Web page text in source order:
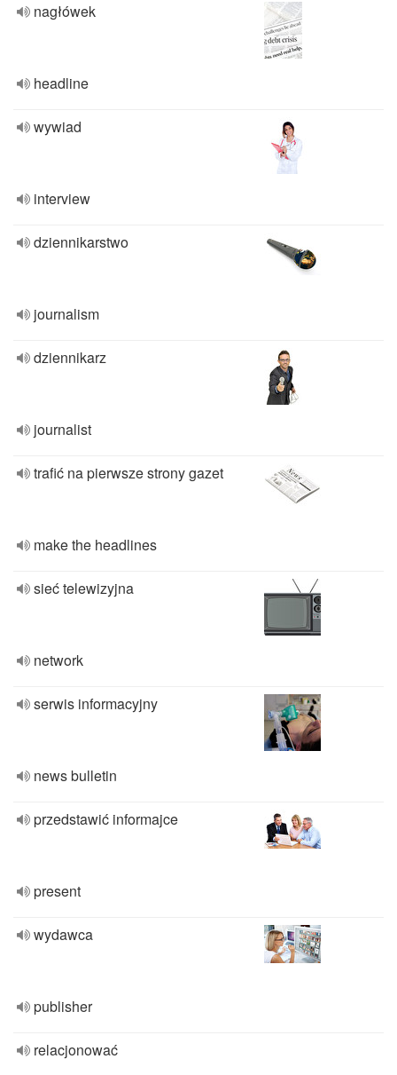
nagłówek
headline
wywiad
interview
dziennikarstwo
journalism
dziennikarz
journalist
trafić na pierwsze strony gazet
make the headlines
sieć telewizyjna
network
serwis informacyjny
news bulletin
przedstawić informajce
present
wydawca
publisher
relacjonować